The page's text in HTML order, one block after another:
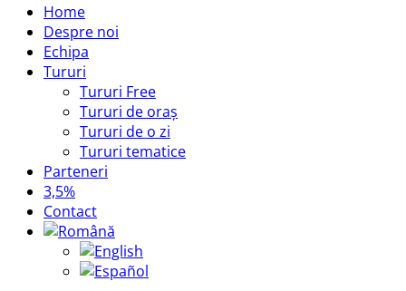
Home
Despre noi
Echipa
Tururi
Tururi Free
Tururi de oraș
Tururi de o zi
Tururi tematice
Parteneri
3,5%
Contact